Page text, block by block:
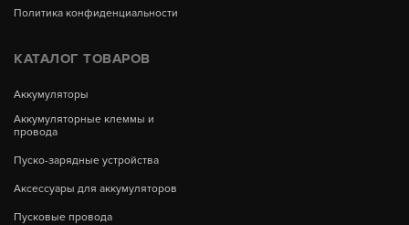
Политика конфиденциальности
КАТАЛОГ ТОВАРОВ
Аккумуляторы
Аккумуляторные клеммы и
провода
Пуско-зарядные устройства
Аксессуары для аккумуляторов
Пусковые провода